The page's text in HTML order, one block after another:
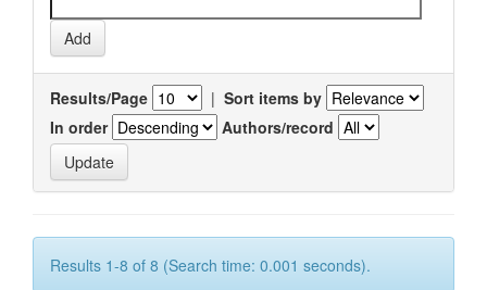
Results/Page | Sort items by
In order
Authors/record
Results 1-8 of 8 (Search time: 0.001 seconds).